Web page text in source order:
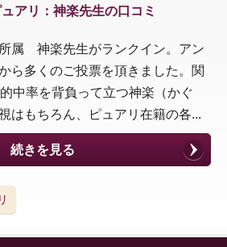
アリ：神楽先生の口コミ
神楽先生がランクイン。アン
ら多くのご投票を頂きました。関
中率を背負って立つ神楽（かぐ
はもちろん、ピュアリ在籍の各...
続きを見る